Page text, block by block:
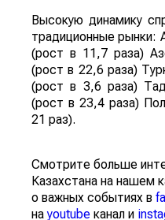
Высокую динамику
традиционные рынки:
(рост в 11,7 раза)
(рост в 22,6 раза)
(рост в 3,6 раза)
(рост в 23,4 раза)
21 раз).
Смотрите больше
Казахстана на нашем
о важных событиях в
наyoutube канал и